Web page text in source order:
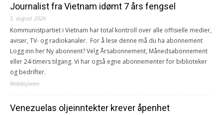
Journalist fra Vietnam idømt 7 års fengsel
5. august 2026
Kommunistpartiet i Vietnam har total kontroll over alle offisielle medier,
aviser, TV- og radiokanaler. For å lese denne må du ha abonnement
Logg inn her Ny abonnent? Velg Årsabonnement, Månedsabonnement
eller 24-timers tilgang. Vi har også egne abonnementer for biblioteker
og bedrifter.
Redaksjonen
Venezuelas oljeinntekter krever åpenhet